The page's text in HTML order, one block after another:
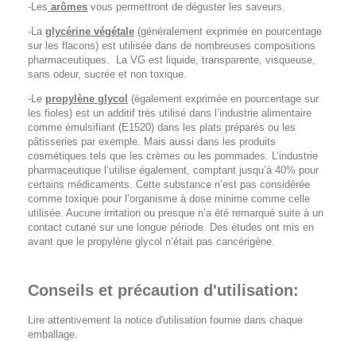
-Les arômes vous permettront de déguster les saveurs.
-La glycérine végétale (généralement exprimée en pourcentage
sur les flacons) est utilisée dans de nombreuses compositions
pharmaceutiques. La VG est liquide, transparente, visqueuse,
sans odeur, sucrée et non toxique.
-Le propylène glycol (également exprimée en pourcentage sur
les fioles) est un additif très utilisé dans l’industrie alimentaire
comme émulsifiant (E1520) dans les plats préparés ou les
pâtisseries par exemple. Mais aussi dans les produits
cosmétiques tels que les crèmes ou les pommades. L’industrie
pharmaceutique l’utilise également, comptant jusqu’à 40% pour
certains médicaments. Cette substance n’est pas considérée
comme toxique pour l’organisme à dose minime comme celle
utilisée. Aucune irritation ou presque n’a été remarqué suite à un
contact cutané sur une longue période. Des études ont mis en
avant que le propylène glycol n’était pas cancérigène.
Conseils et précaution d'utilisation:
Lire attentivement la notice d'utilisation fournie dans chaque
emballage.